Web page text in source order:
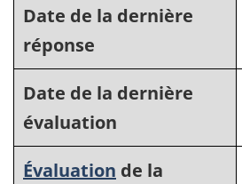
Date de la dernière
réponse
Date de la dernière
évaluation
Évaluation de la